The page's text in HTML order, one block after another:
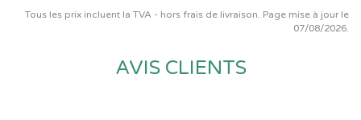
Tous les prix incluent la TVA - hors frais de livraison. Page mise à jour le
07/08/2026.
AVIS CLIENTS